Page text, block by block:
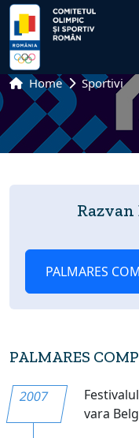
Home Sportivi
Razvan
PALMARES
PALMARES
2007
vara